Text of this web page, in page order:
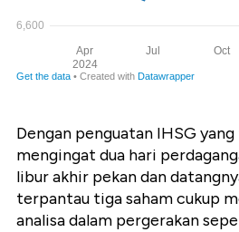
Dengan penguatan IHSG
mengingat dua hari
libur akhir pekan dan
terpantau tiga saham cukup
analisa dalam pergerakan